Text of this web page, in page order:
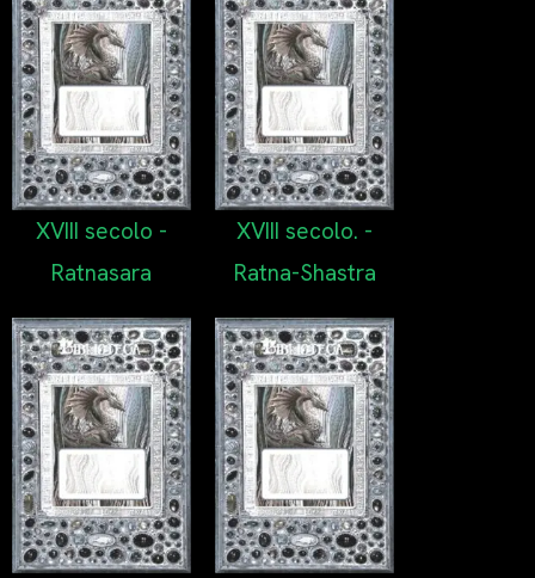
XVIII secolo -
Ratnasara
XVIII secolo. -
Ratna-Shastra